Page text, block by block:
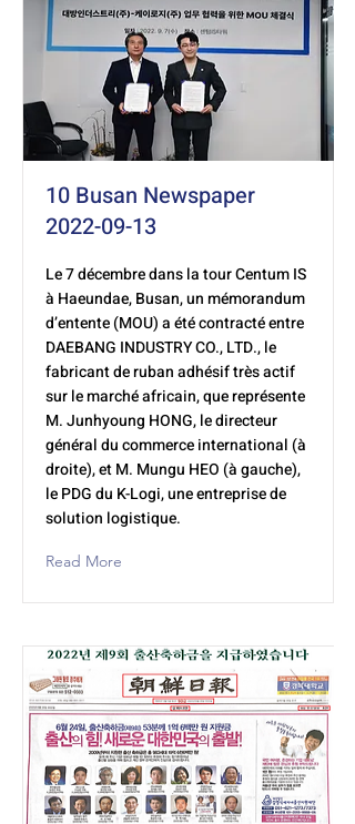
10 Busan Newspaper
2022-09-13
Le 7 décembre dans la tour Centum IS
à Haeundae, Busan, un mémorandum
d’entente (MOU) a été contracté entre
DAEBANG INDUSTRY CO., LTD., le
fabricant de ruban adhésif très actif
sur le marché africain, que représente
M. Junhyoung HONG, le directeur
général du commerce international (à
droite), et M. Mungu HEO (à gauche),
le PDG du K-Logi, une entreprise de
solution logistique.
Read More